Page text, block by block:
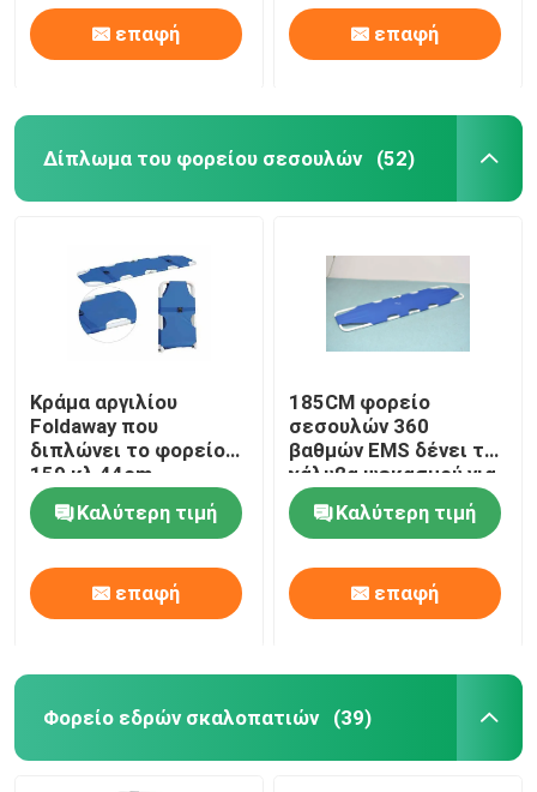
επαφή επαφή
Δίπλωμα του φορείου σεσουλών (52)
Κράμα αργιλίου
Foldaway που
διπλώνει το φορείο
159 κλ 44cm
σεσουλών
Καλύτερη τιμή
επαφή
185CM φορείο
σεσουλών 360
βαθμών EMS δένει το
χάλυβα ψεκασμού για
την υπομονετική
μεταφοράΚαλύτερη τιμή
επαφή
Φορείο εδρών σκαλοπατιών (39)